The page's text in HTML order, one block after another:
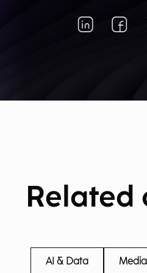
Related
AI & Data